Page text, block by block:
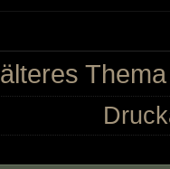
älteres Thema